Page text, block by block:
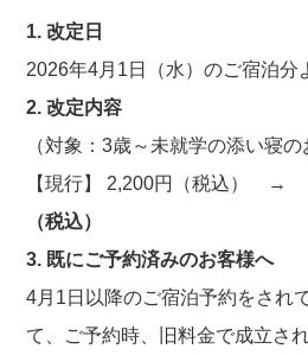
1. 改定日
2026年4月1日（水）のご宿泊分
2. 改定内容
（対象：3歳～未就学の添い寝の
【現行】 2,200円（税込） →
（税込）
3. 既にご予約済みのお客様へ
4月1日以降のご宿泊予約をされ
て、ご予約時、旧料金で成立さ